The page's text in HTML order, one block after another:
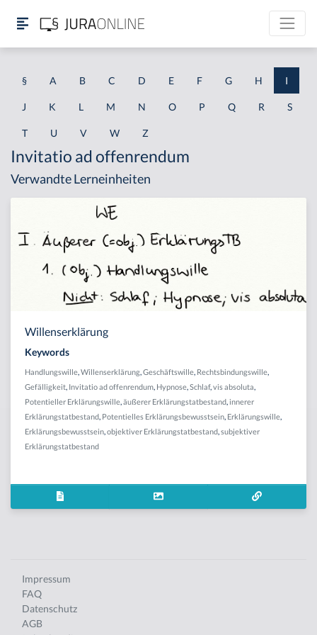
§ A B C D E F G H I
J K L M N O P Q R S
T U V W Z
Invitatio ad offenrendum
Verwandte Lerneinheiten
Willenserklärung
Keywords
Handlungswille Willenserklärung Geschäftswille Rechtsbindungswille
Gefälligkeit Invitatio ad offenrendum Hypnose Schlaf, vis absoluta
Potentieller Erklärungswille äußerer Erklärungstatbestand innerer
Erklärungstatbestand Potentielles Erklärungsbewusstsein Erklärungswille
Erklärungsbewusstsein objektiver Erklärungstatbestand subjektiver
Erklärungstatbestand
Impressum
FAQ
Datenschutz
AGB